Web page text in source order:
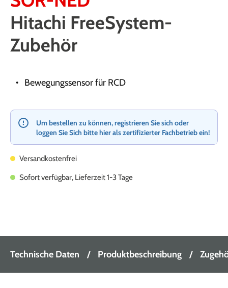
Hitachi FreeSystem-
Zubehör
Bewegungssensor für RCD
Um bestellen zu können, registrieren Sie sich oder
loggen Sie Sich bitte hier als zertifizierter Fachbetrieb ein!
Versandkostenfrei
Sofort verfügbar, Lieferzeit 1-3 Tage
Technische Daten Produktbeschreibung